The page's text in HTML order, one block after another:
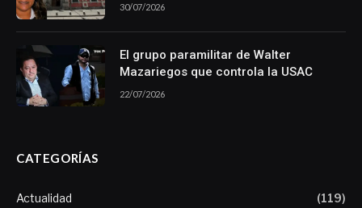
30/07/2026
El grupo paramilitar de Walter
Mazariegos que controla la USAC
22/07/2026
CATEGORÍAS
Actualidad (119)